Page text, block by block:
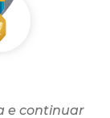
e continuar